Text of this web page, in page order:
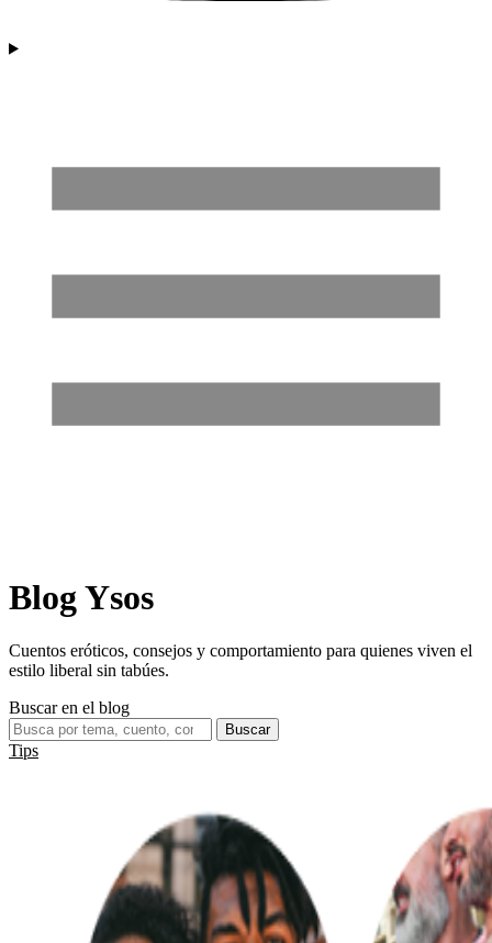
Blog Ysos
Cuentos eróticos, consejos y comportamiento para quienes viven el
estilo liberal sin tabúes.
Buscar en el blog
Buscar
Tips